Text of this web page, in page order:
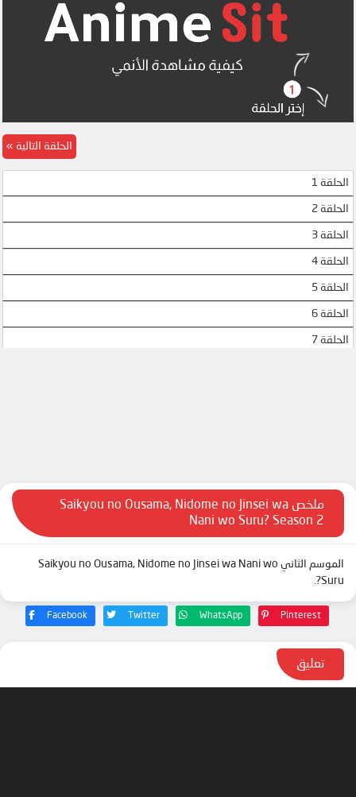
الحلقة 1
الحلقة 2
الحلقة 3
الحلقة 4
الحلقة 5
الحلقة 6
الحلقة 7
الحلقة التالية
ملخص Saikyou no Ousama, Nidome no Jinsei wa
Nani wo Suru? Season 2
الموسم الثاني Saikyou no Ousama, Nidome no Jinsei wa Nani wo
Suru?.
Facebook Twitter WhatsApp Pinterest
تعليق